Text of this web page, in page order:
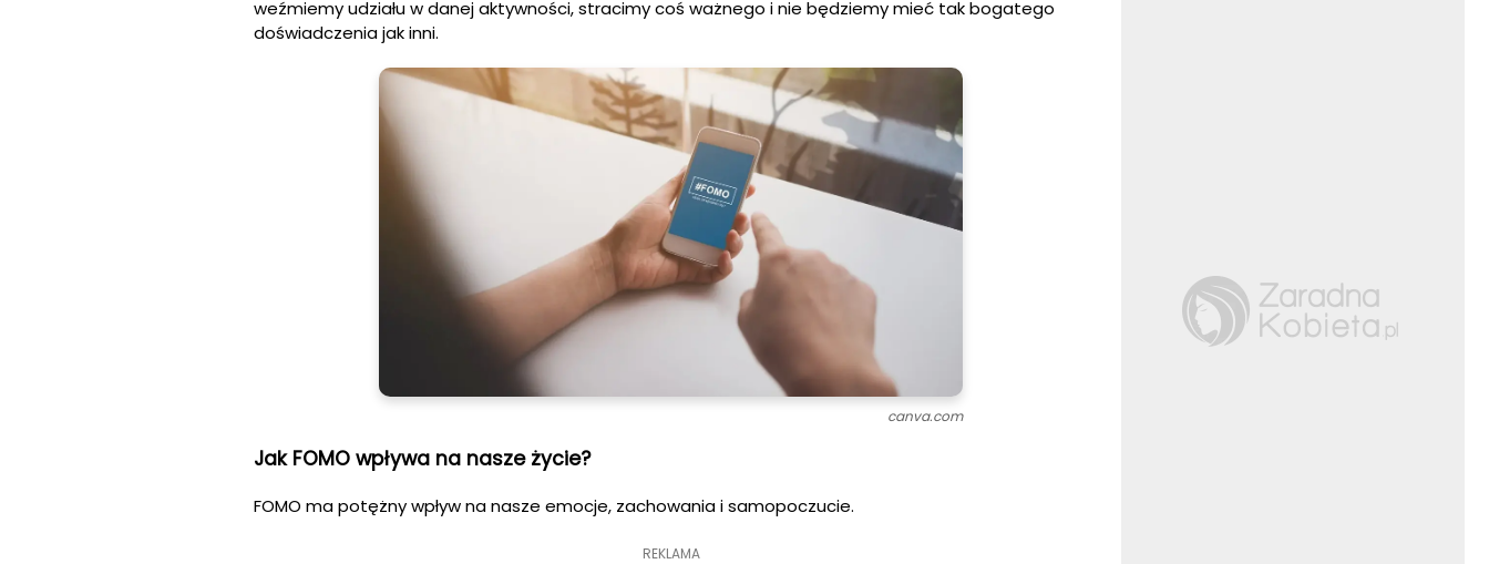
weźmiemy udziału w danej aktywności, stracimy coś ważnego i nie będziemy mieć tak bogatego
doświadczenia jak inni.
canva.com
Jak FOMO wpływa na nasze życie?
FOMO ma potężny wpływ na nasze emocje, zachowania i samopoczucie.
REKLAMA